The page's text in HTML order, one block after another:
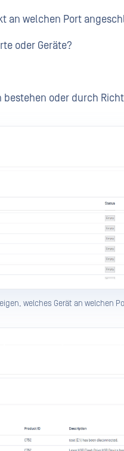
an welchen Port
oder Geräte?
oder durch
welches Gerät an welchen